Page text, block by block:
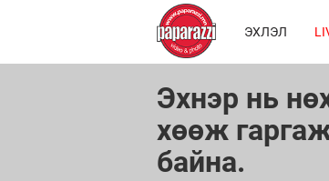
ЭХЛЭЛ
Эхнэр нь
хөөж
байна.